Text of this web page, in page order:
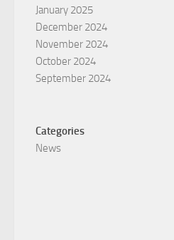
January 2025
December 2024
November 2024
October 2024
September 2024
Categories
News